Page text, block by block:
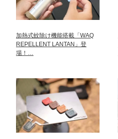
加熱式蚊除け機能搭載「WAQ
REPELLENT LANTAN」登
場！…